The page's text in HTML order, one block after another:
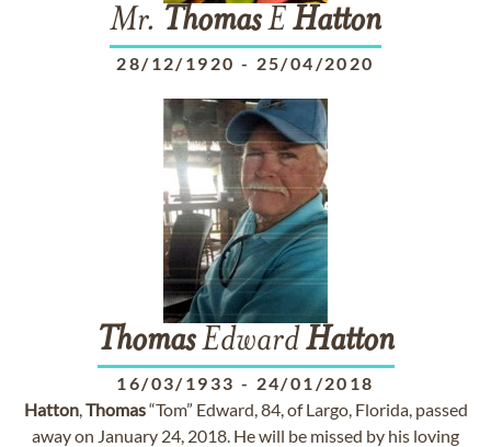
Mr. ThomasEHatton
28/12/1920 - 25/04/2020
ThomasEdwardHatton
16/03/1933 - 24/01/2018
Hatton,Thomas“Tom” Edward, 84, of Largo, Florida, passed
away on January 24, 2018. He will be missed by his loving